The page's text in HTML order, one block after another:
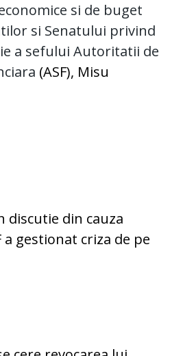
si de buget
si Senatului privind
a sefului Autoritatii de
(ASF), Misu
discutie din cauza
a gestionat criza de pe